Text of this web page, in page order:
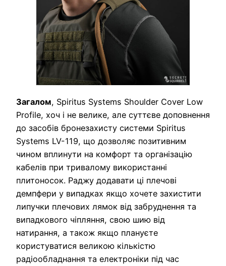
Загалом, Spiritus Systems Shoulder Cover Low
Profile, хоч і не велике, але суттєве доповнення
до засобів бронезахисту системи Spiritus
Systems LV-119, що дозволяє позитивним
чином вплинути на комфорт та організацію
кабелів при тривалому використанні
плитоносок. Раджу додавати ці плечові
демпфери у випадках якщо хочете захистити
липучки плечових лямок від забруднення та
випадкового чіпляння, свою шию від
натирання, а також якщо плануєте
користуватися великою кількістю
радіообладнання та електроніки під час